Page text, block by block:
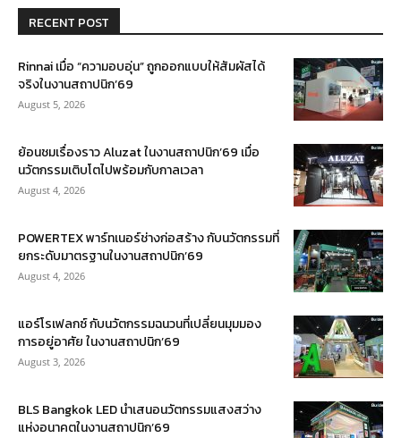
RECENT POST
Rinnai เมื่อ “ความอบอุ่น” ถูกออกแบบให้สัมผัสได้
จริงในงานสถาปนิก’69
August 5, 2026
ย้อนชมเรื่องราว Aluzat ในงานสถาปนิก’69 เมื่อ
นวัตกรรมเติบโตไปพร้อมกับกาลเวลา
August 4, 2026
POWERTEX พาร์ทเนอร์ช่างก่อสร้าง กับนวัตกรรมที่
ยกระดับมาตรฐานในงานสถาปนิก’69
August 4, 2026
แอร์โรเฟลกซ์ กับนวัตกรรมฉนวนที่เปลี่ยนมุมมอง
การอยู่อาศัย ในงานสถาปนิก’69
August 3, 2026
BLS Bangkok LED นำเสนอนวัตกรรมแสงสว่าง
แห่งอนาคตในงานสถาปนิก’69